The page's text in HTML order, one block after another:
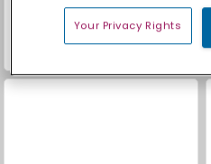
Your Privacy Rights